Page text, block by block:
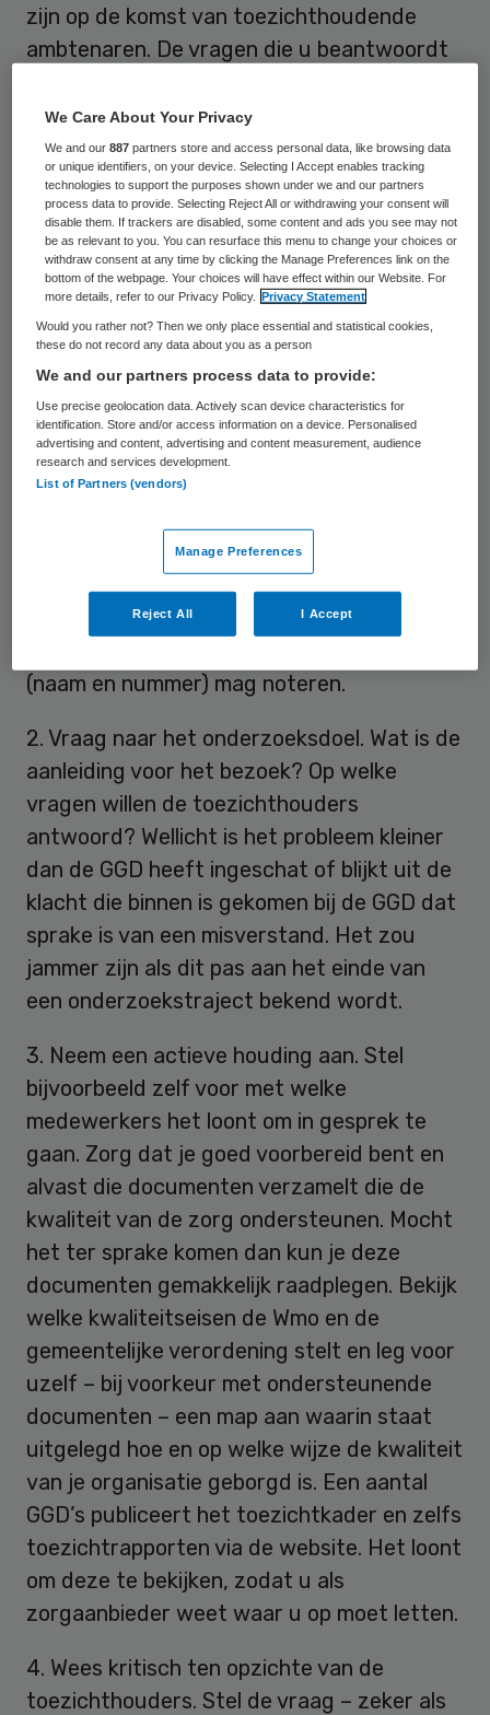
zijn op de komst van toezichthoudende
ambtenaren. De vragen die u beantwoordt
namelijk door het college van B&W
betrokken bij beslissingen die zij ten aanzien
van uw informatie nemen.
In het meest vergaande geval over de
vraag of u in die gemeente nog wel langer
zorg mag leveren. Controles van de GGD of
vanuit gemeente zijn onderdeel van het
spel in het sociaal domein, daarom is het
goed de spelregels te kennen. Met
onderstaande vijf vuistregels komt u een
heel eind.
Toezichthouders zijn verplicht om zich
desgevraagd te legitimeren. Vraag aan de
ambtenaren die langs komen dus of u hun
(naam en nummer) mag noteren.
2. Vraag naar het onderzoeksdoel. Wat is de
aanleiding voor het bezoek? Op welke
vragen willen de toezichthouders
antwoord? Wellicht is het probleem kleiner
dan de GGD heeft ingeschat of blijkt uit de
klacht die binnen is gekomen bij de GGD dat
sprake is van een misverstand. Het zou
jammer zijn als dit pas aan het einde van
een onderzoekstraject bekend wordt.
3. Neem een actieve houding aan. Stel
bijvoorbeeld zelf voor met welke
medewerkers het loont om in gesprek te
gaan. Zorg dat je goed voorbereid bent en
alvast die documenten verzamelt die de
kwaliteit van de zorg ondersteunen. Mocht
het ter sprake komen dan kun je deze
documenten gemakkelijk raadplegen. Bekijk
welke kwaliteitseisen de Wmo en de
gemeentelijke verordening stelt en leg voor
uzelf – bij voorkeur met ondersteunende
documenten – een map aan waarin staat
uitgelegd hoe en op welke wijze de kwaliteit
van je organisatie geborgd is. Een aantal
GGD’s publiceert het toezichtkader en zelfs
toezichtrapporten via de website. Het loont
om deze te bekijken, zodat u als
zorgaanbieder weet waar u op moet letten.
4. Wees kritisch ten opzichte van de
toezichthouders. Stel de vraag – zeker als
We Care About Your Privacy
We and our887 partners store and access personal data, like browsing data
or unique identifiers, on your device. Selecting I Accept enables tracking
technologies to support the purposes shown under we and our partners
process data to provide. Selecting Reject All or withdrawing your consent will
disable them. If trackers are disabled, some content and ads you see may not
be as relevant to you. You can resurface this menu to change your choices or
withdraw consent at any time by clicking the Manage Preferences link on the
bottom of the webpage. Your choices will have effect within our Website. For
more details, refer to our Privacy Policy.
Privacy Statement
Would you rather not? Then we only place essential and statistical cookies,
these do not record any data about you as a person
We and our partners process data to provide:
Use precise geolocation data. Actively scan device characteristics for
identification. Store and/or access information on a device. Personalised
advertising and content, advertising and content measurement, audience
research and services development.
List of Partners (vendors)
Manage Preferences
Reject All I Accept